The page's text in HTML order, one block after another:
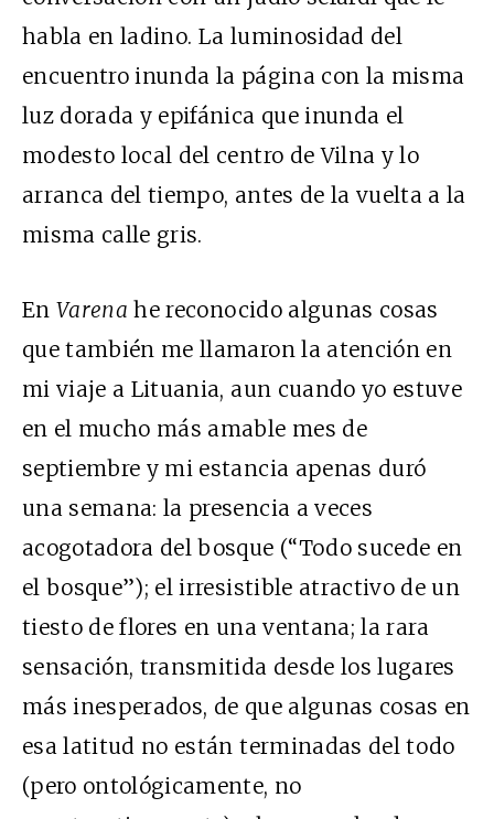
habla en ladino. La luminosidad del
encuentro inunda la página con la misma
luz dorada y epifánica que inunda el
modesto local del centro de Vilna y lo
arranca del tiempo, antes de la vuelta a la
misma calle gris.
EnVarena he reconocido algunas cosas
que también me llamaron la atención en
mi viaje a Lituania, aun cuando yo estuve
en el mucho más amable mes de
septiembre y mi estancia apenas duró
una semana: la presencia a veces
acogotadora del bosque (“Todo sucede en
el bosque”); el irresistible atractivo de un
tiesto de flores en una ventana; la rara
sensación, transmitida desde los lugares
más inesperados, de que algunas cosas en
esa latitud no están terminadas del todo
(pero ontológicamente, no